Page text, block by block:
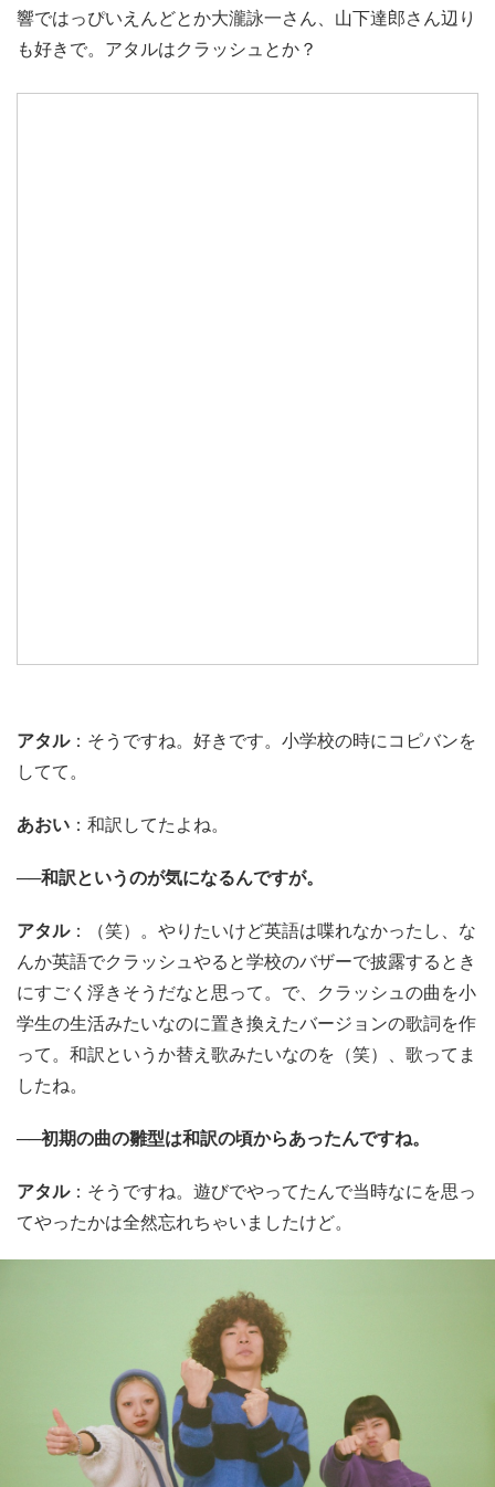
響ではっぴいえんどとか大瀧詠一さん、山下達郎さん辺り
も好きで。アタルはクラッシュとか？
アタル：そうですね。好きです。小学校の時にコピバンを
してて。
あおい ：和訳してたよね。
──和訳というのが気になるんですが。
アタル：（笑）。やりたいけど英語は喋れなかったし、な
んか英語でクラッシュやると学校のバザーで披露するとき
にすごく浮きそうだなと思って。で、クラッシュの曲を小
学生の生活みたいなのに置き換えたバージョンの歌詞を作
って。和訳というか替え歌みたいなのを（笑）、歌ってま
したね。
──初期の曲の雛型は和訳の頃からあったんですね。
アタル：そうですね。遊びでやってたんで当時なにを思っ
てやったかは全然忘れちゃいましたけど。